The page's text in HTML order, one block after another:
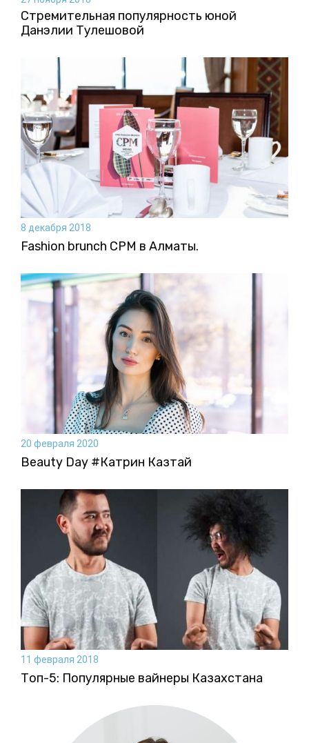
Стремительная популярность юной
Данэлии Тулешовой
8 декабря 2018
Fashion brunch CPM в Алматы.
20 февраля 2020
Beauty Day #Катрин Казтай
11 февраля 2018
Топ-5: Популярные вайнеры Казахстана